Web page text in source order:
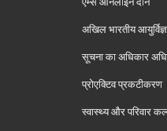
अखिल भारतीय
सूचना का अधिकार
प्रोएक्टिव प्रकटीकरण
स्वास्थ्य और परिवार